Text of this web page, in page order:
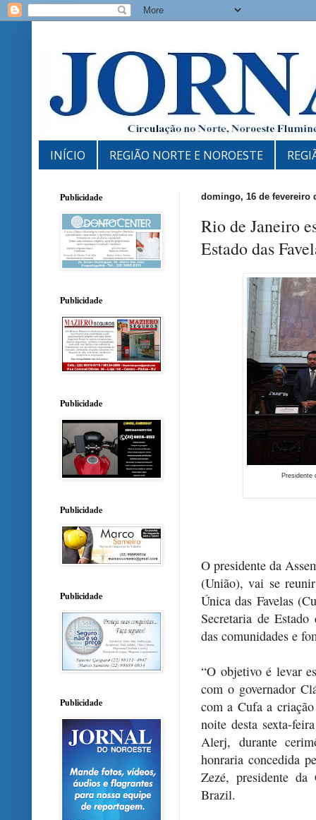
INÍCIO REGIÃO NORTE E NOROESTE
domingo, 16 de fevereiro
Rio de Janeiro
Estado das
Presidente
O presidente da
(União), vai se
Única das Favelas
Secretaria de
das comunidades e
“O objetivo é levar
com o governador
com a Cufa a
noite desta sexta-
Alerj, durante
honraria concedida
Zezé, presidente
Brazil.
Publicidade
Publicidade
Publicidade
Publicidade
Publicidade
Publicidade